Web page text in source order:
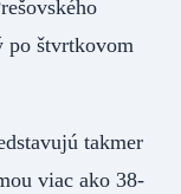
po štvrtkovom
takmer
viac ako 38-